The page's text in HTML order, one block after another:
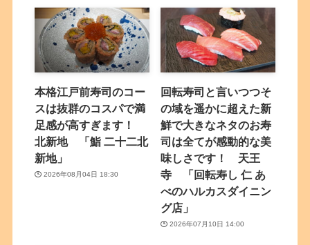
本格江戸前寿司のコー
スは抜群のコスパで満
足感が高すぎます！
北新地 「鮨 二十二北
新地」
2026年08月04日 18:30
回転寿司と言いつつそ
の域を遥かに超えた新
鮮で大きなネタのお寿
司は全てが感動的な美
味しさです！ 天王
寺 「回転寿し 仁 あ
べのハルカスダイニン
グ店」
2026年07月10日 14:00